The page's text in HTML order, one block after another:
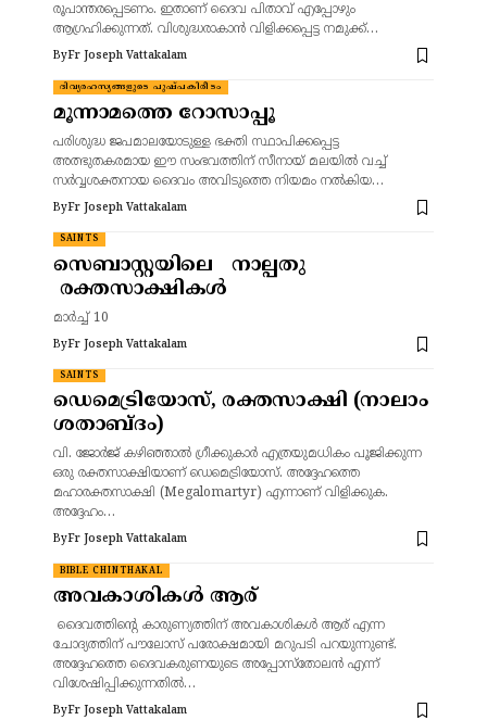
രൂപാന്തരപ്പെടണം. ഇതാണ് ദൈവ പിതാവ് എപ്പോഴും
ആഗ്രഹിക്കുന്നത്. വിശുദ്ധരാകാൻ വിളിക്കപ്പെട്ട നമുക്ക്…
ByFr Joseph Vattakalam
ദിവ്യരഹസ്യങ്ങളുടെ പുഷ്പകിരീടം
മൂന്നാമത്തെ റോസാപ്പൂ
പരിശുദ്ധ ജപമാലയോടുള്ള ഭക്തി സ്ഥാപിക്കപ്പെട്ട
അത്ഭുതകരമായ ഈ സംഭവത്തിന് സീനായ് മലയിൽ വച്ച്
സർവ്വശക്തനായ ദൈവം അവിടുത്തെ നിയമം നൽകിയ…
ByFr Joseph Vattakalam
SAINTS
സെബാസ്റ്റയിലെ നാല്പതു
രക്തസാക്ഷികൾ
മാർച്ച് 10
ByFr Joseph Vattakalam
SAINTS
ഡെമെട്രിയോസ്, രക്തസാക്ഷി (നാലാം
ശതാബ്ദം)
വി. ജോർജ് കഴിഞ്ഞാൽ ഗ്രീക്കുകാർ എത്രയുമധികം പൂജിക്കുന്ന
ഒരു രക്തസാക്ഷിയാണ് ഡെമെട്രിയോസ്. അദ്ദേഹത്തെ
മഹാരക്തസാക്ഷി (Megalomartyr) എന്നാണ് വിളിക്കുക.
അദ്ദേഹം…
ByFr Joseph Vattakalam
BIBLE CHINTHAKAL
അവകാശികൾ ആര്
ദൈവത്തിന്റെ കാരുണ്യത്തിന് അവകാശികൾ ആര് എന്ന
ചോദ്യത്തിന് പൗലോസ് പരോക്ഷമായി മറുപടി പറയുന്നുണ്ട്.
അദ്ദേഹത്തെ ദൈവകരുണയുടെ അപ്പോസ്തോലൻ എന്ന്
വിശേഷിപ്പിക്കുന്നതിൽ…
ByFr Joseph Vattakalam